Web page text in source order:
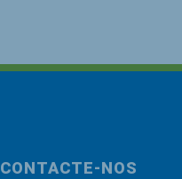
CONTACTE-NOS